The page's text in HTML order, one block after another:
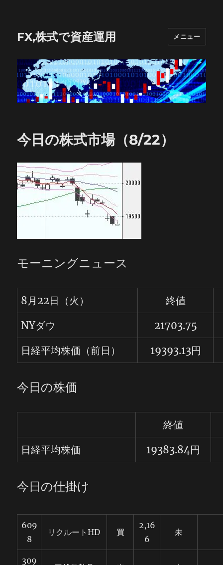
FX,株式で資産運用 メニュー
今日の株式市場（8/22）
モーニングニュース
8月22日（火）
終値
NYダウ
21703.75
日経平均株価（前日）
19393.13円
今日の株価
終値
日経平均株価
19383.84円
今日の仕掛け
609
8
リクルートHD 買
2,16
6
未
309